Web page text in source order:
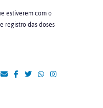
estiverem com o
registro das doses